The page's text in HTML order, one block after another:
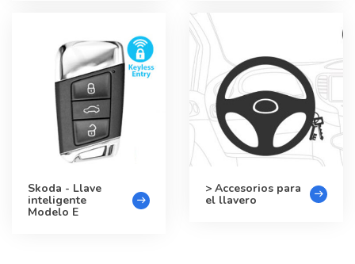
Skoda - Llave
inteligente
Modelo E
> Accesorios para
el llavero